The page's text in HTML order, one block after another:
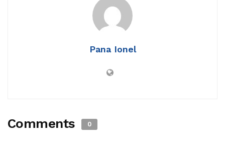
Pana Ionel
Comments 0